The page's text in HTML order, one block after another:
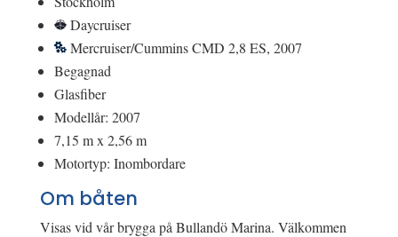
Daycruiser
Mercruiser/Cummins CMD 2,8 ES, 2007
Begagnad
Glasfiber
Modellår: 2007
7,15 m x 2,56 m
Motortyp: Inombordare
Om båten
Visas vid vår brygga på Bullandö Marina. Välkommen